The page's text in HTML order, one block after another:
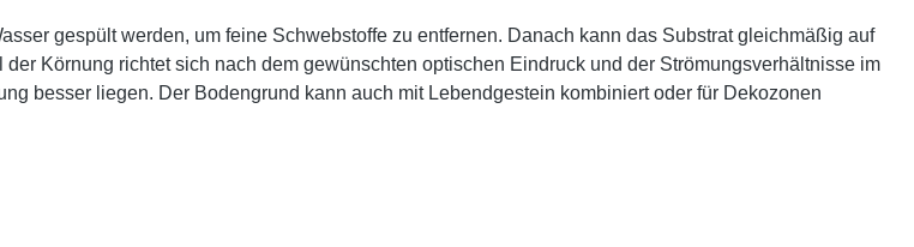
gespült werden, um feine Schwebstoffe zu entfernen. Danach kann das Substrat gleichmäßig auf
Körnung richtet sich nach dem gewünschten optischen Eindruck und der Strömungsverhältnisse im
besser liegen. Der Bodengrund kann auch mit Lebendgestein kombiniert oder für Dekozonen